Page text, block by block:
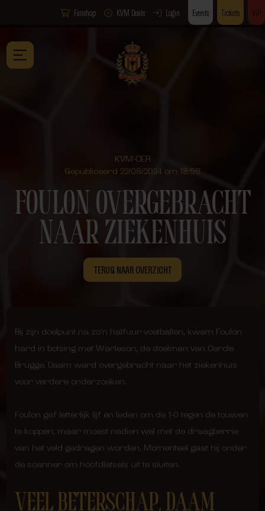
Fanshop KVM Deals Login Events Tickets VIP
KVM-CER
Gepubliceerd 22/09/2024 om 18:56
FOULON OVERGEBRACHT
NAAR ZIEKENHUIS
TERUG NAAR OVERZICHT
Bij zijn doelpunt na zo’n halfuur voetballen, kwam Foulon
hard in botsing met Warleson, de doelman van Cercle
Brugge. Daam werd overgebracht naar het ziekenhuis
voor verdere onderzoeken.
Foulon gaf letterlijk lijf en leden om de 1-0 tegen de touwen
te koppen, maar moest nadien wel met de draagberrie
van het veld gedragen worden. Momenteel gaat hij onder
de scanner om hoofdletsels uit te sluiten.
VEEL BETERSCHAP, DAAM